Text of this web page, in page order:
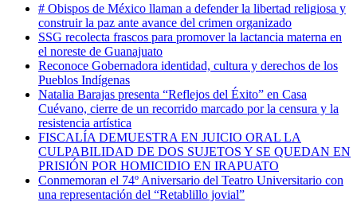
# Obispos de México llaman a defender la libertad religiosa y
construir la paz ante avance del crimen organizado
SSG recolecta frascos para promover la lactancia materna en
el noreste de Guanajuato
Reconoce Gobernadora identidad, cultura y derechos de los
Pueblos Indígenas
Natalia Barajas presenta “Reflejos del Éxito” en Casa
Cuévano, cierre de un recorrido marcado por la censura y la
resistencia artística
FISCALÍA DEMUESTRA EN JUICIO ORAL LA
CULPABILIDAD DE DOS SUJETOS Y SE QUEDAN EN
PRISIÓN POR HOMICIDIO EN IRAPUATO
Conmemoran el 74º Aniversario del Teatro Universitario con
una representación del “Retablillo jovial”